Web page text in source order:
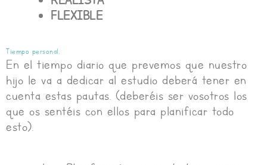
FLEXIBLE
Tiempo personal.
En el tiempo diario que prevemos que nuestro
hijo le va a dedicar al estudio deberá tener en
cuenta estas pautas. (deberéis ser vosotros los
que os sentéis con ellos para planificar todo
esto).